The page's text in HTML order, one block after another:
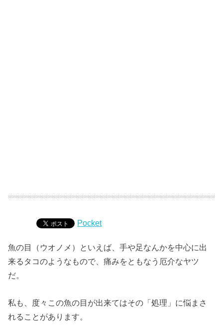
Pocket
魚の目（ウオノメ）といえば、手や足なんかを中心に出
来るタコのようなもので、痛みをともなう厄介なヤツ
だ。
私も、度々この魚の目が出来てはその「処理」に悩まさ
れることがあります。